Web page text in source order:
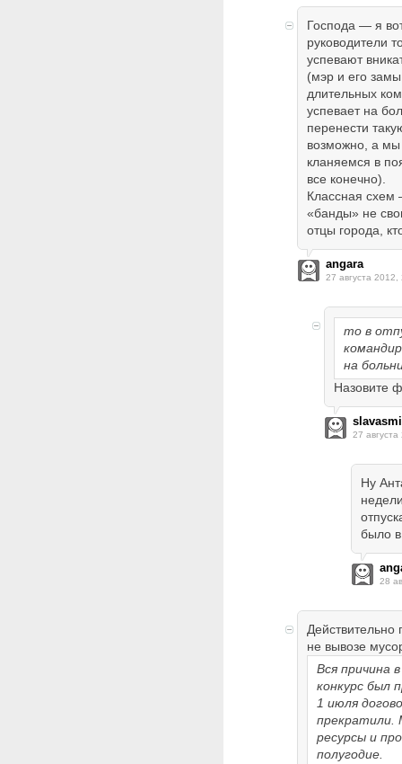
Господа — я
руководители
успевают
(мэр и его
длительных
успевает на
перенести
возможно, а мы
кланяемся в
все конечно).
Классная схем
«банды» не
отцы города,
angara
27 августа 2012,
то в
на
Назовите
27
Ну
было
28
не вывозе
Вся причина
конкурс был
1 июля
прекратили.
ресурсы и
полугодие.